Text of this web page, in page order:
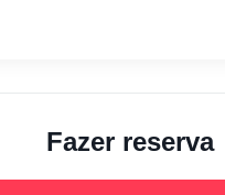
Fazer reserva